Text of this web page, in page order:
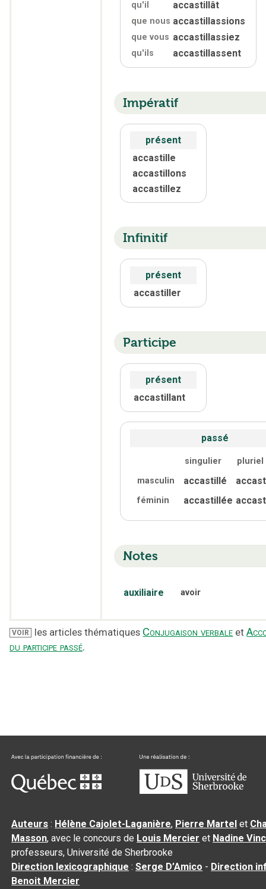
qu'il accastillât
que nous accastillassions
que vous accastillassiez
qu'ils accastillassent
Impératif
présent
accastille
accastillons
accastillez
Infinitif
présent
accastiller
Participe
présent
accastillant
passé
singulier
pluriel
masculin
accastillé
féminin accastillée
Notes
auxiliaire avoir
VOIR les articles thématiques Conjugaison verbale et
du participe passé.
Auteurs : Hélène Cajolet-Laganière, Pierre Martel et
Masson, avec le concours de Louis Mercier et Nadine
professeurs, Université de Sherbrooke
Direction lexicographique :Serge D’Amico - Direction
Benoit Mercier